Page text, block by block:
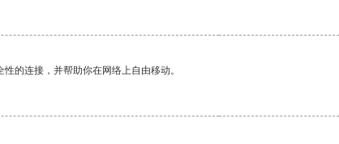
的连接，并帮助你在网络上自由移动。